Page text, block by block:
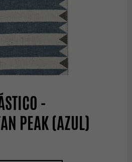
-
PEAK (AZUL)